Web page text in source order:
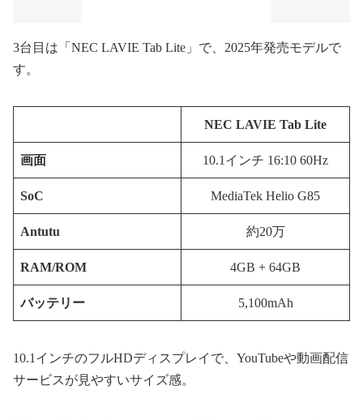
3台目は「NEC LAVIE Tab Lite」で、2025年発売モデルで
す。
NEC LAVIE Tab Lite
画面 10.1インチ 16:10 60Hz
SoC MediaTek Helio G85
Antutu 約20万
RAM/ROM 4GB + 64GB
バッテリー 5,100mAh
10.1インチのフルHDディスプレイで、YouTubeや動画配信
サービスが見やすいサイズ感。